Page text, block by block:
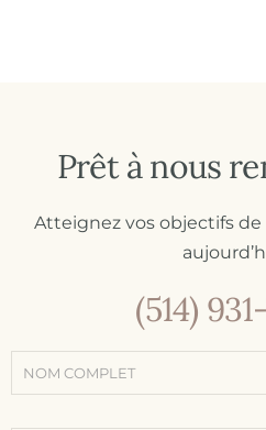
Prêt à nous
Atteignez vos objectifs
(514)
Formulaire
de contact
simple